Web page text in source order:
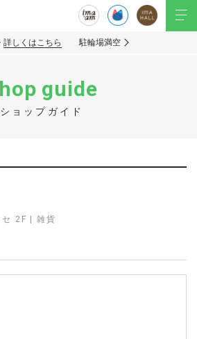
詳しくはこちら 駐輪場満空
guide
ショップガイド
セ 2F | 雑貨